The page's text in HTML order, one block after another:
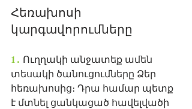
Հեռախոսի
կարգավորումները
1․ Ուղղակի անջատեք ամեն
տեսակի ծանուցումները Ձեր
հեռախոսից։ Դրա համար պետք
է մտնել ցանկացած հավելվածի